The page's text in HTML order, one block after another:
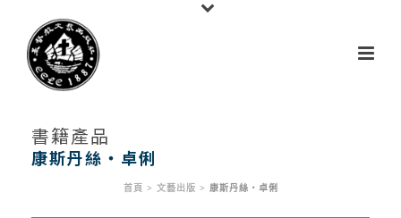
書籍產品
首頁 > 文藝出版 > 康斯丹絲‧卓俐
康斯丹絲‧卓俐